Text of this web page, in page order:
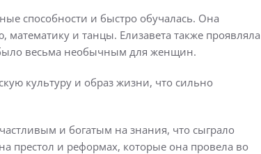
способности и быстро обучалась. Она
математику и танцы. Елизавета также проявляла
весьма необычным для женщин.
культуру и образ жизни, что сильно
и богатым на знания, что сыграло
престол и реформах, которые она провела во